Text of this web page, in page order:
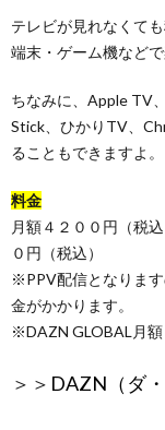
テレビが見れなくて
端末・ゲーム機など
ちなみに、Apple TV
Stick、ひかりTV、
ることもできますよ。
料金
月額４２００円（税
０円（税込）
※PPV配信となりま
金がかかります。
※DAZN GLOBAL月額
＞＞ DAZN（ダ